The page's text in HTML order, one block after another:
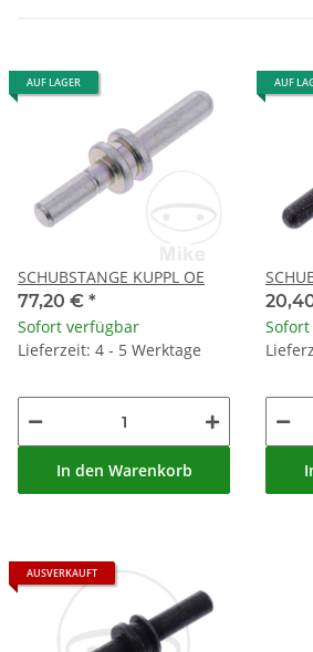
AUF LAGER
SCHUBSTANGE KUPPL OE
77,20 € *
Sofort verfügbar
Lieferzeit: 4 - 5 Werktage
In den Warenkorb
AUF
AUSVERKAUFT